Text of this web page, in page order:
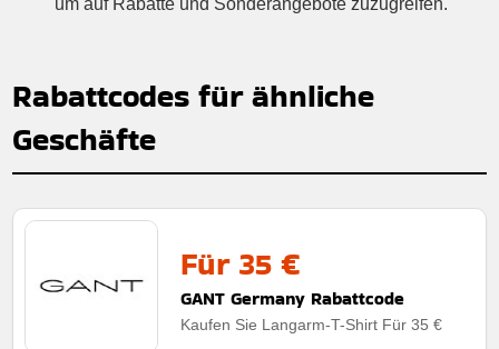
Rabattcodes für ähnliche
Geschäfte
Für 35 €
GANT Germany Rabattcode
Kaufen Sie Langarm-T-Shirt Für 35 €